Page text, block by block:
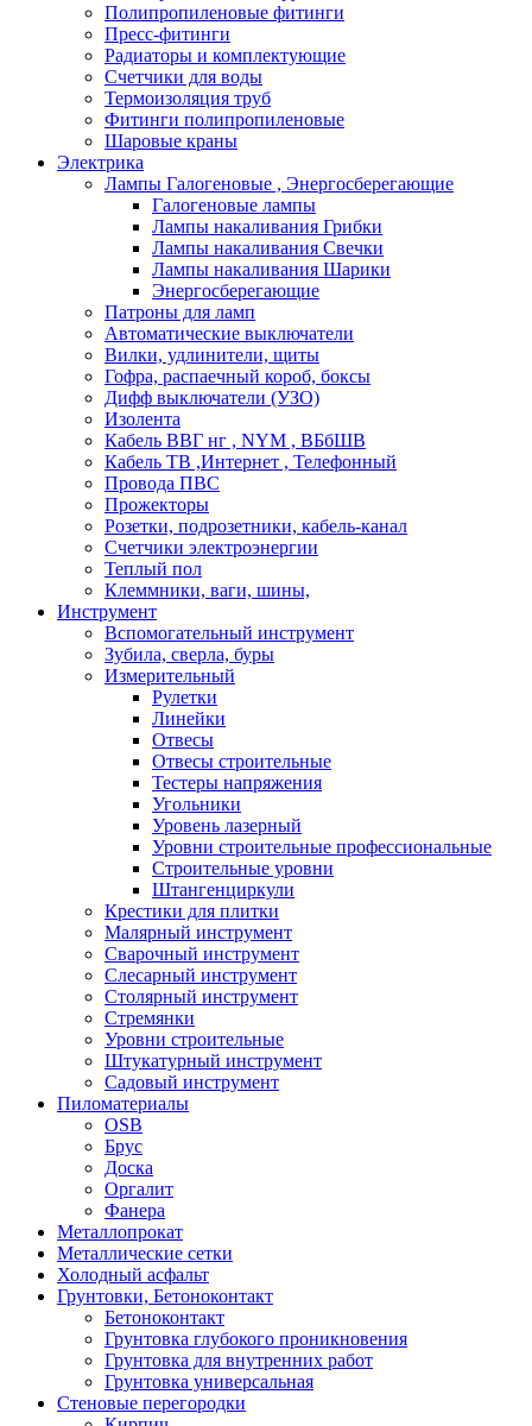
Полипропиленовые фитинги
Пресс-фитинги
Радиаторы и комплектующие
Счетчики для воды
Термоизоляция труб
Фитинги полипропиленовые
Шаровые краны
Электрика
Лампы Галогеновые , Энергосберегающие
Галогеновые лампы
Лампы накаливания Грибки
Лампы накаливания Свечки
Лампы накаливания Шарики
Энергосберегающие
Патроны для ламп
Автоматические выключатели
Вилки, удлинители, щиты
Гофра, распаечный короб, боксы
Дифф выключатели (УЗО)
Изолента
Кабель ВВГ нг , NYM , ВБбШВ
Кабель ТВ ,Интернет , Телефонный
Провода ПВС
Прожекторы
Розетки, подрозетники, кабель-канал
Счетчики электроэнергии
Теплый пол
Клеммники, ваги, шины,
Инструмент
Вспомогательный инструмент
Зубила, сверла, буры
Измерительный
Рулетки
Линейки
Отвесы
Отвесы строительные
Тестеры напряжения
Угольники
Уровень лазерный
Уровни строительные профессиональные
Строительные уровни
Штангенциркули
Крестики для плитки
Малярный инструмент
Сварочный инструмент
Слесарный инструмент
Столярный инструмент
Стремянки
Уровни строительные
Штукатурный инструмент
Садовый инструмент
Пиломатериалы
OSB
Брус
Доска
Оргалит
Фанера
Металлопрокат
Металлические сетки
Холодный асфальт
Грунтовки, Бетоноконтакт
Бетоноконтакт
Грунтовка глубокого проникновения
Грунтовка для внутренних работ
Грунтовка универсальная
Стеновые перегородки